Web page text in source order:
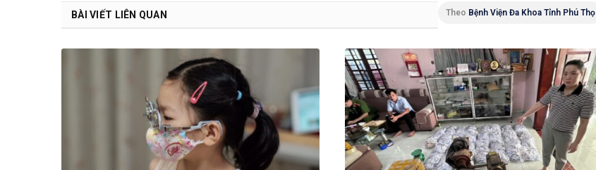
Theo Bệnh Viện Đa Khoa Tỉnh Phú Thọ
BÀI VIẾT LIÊN QUAN